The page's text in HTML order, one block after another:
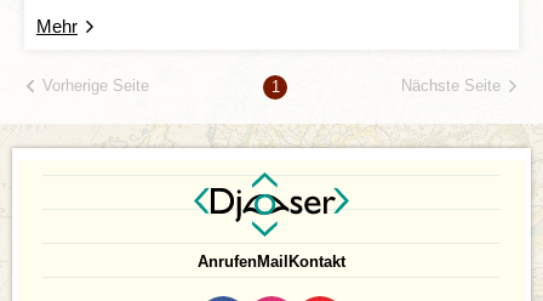
Mehr
Vorherige Seite 1 Nächste Seite
AnrufenMail Kontakt